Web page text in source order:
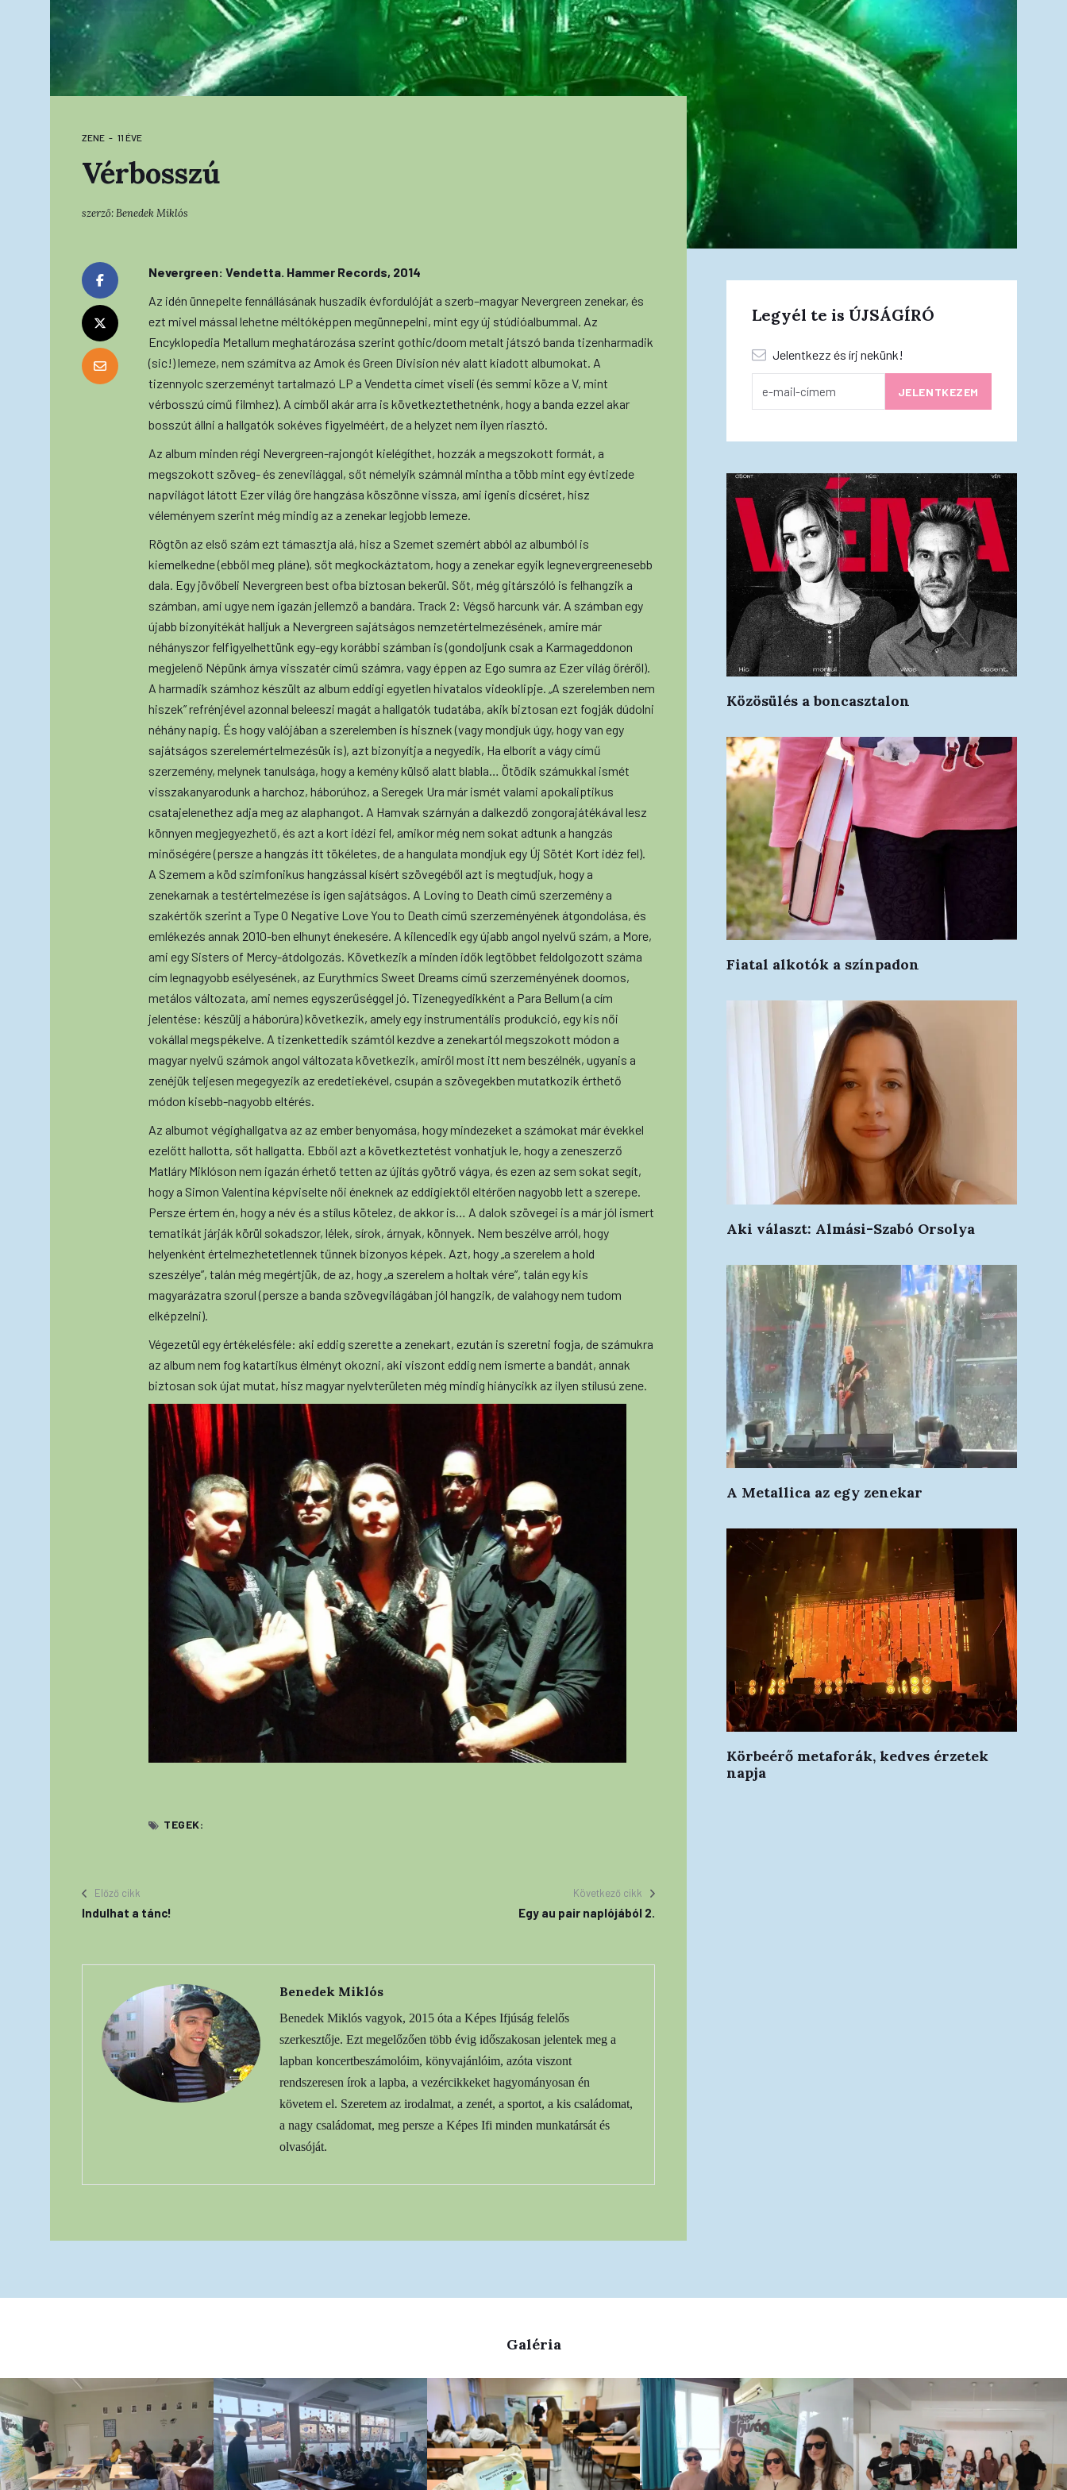
ZENE 11 ÉVE
Vérbosszú
szerző:Benedek Miklós
Nevergreen: Vendetta. Hammer Records, 2014
Az idén ünnepelte fennállásának huszadik évfordulóját a szerb–magyar Nevergreen zenekar, és
ezt mivel mással lehetne méltóképpen megünnepelni, mint egy új stúdióalbummal. Az
Encyklopedia Metallum meghatározása szerint gothic/doom metalt játszó banda tizenharmadik
(sic!) lemeze, nem számítva az Amok és Green Division név alatt kiadott albumokat. A
tizennyolc szerzeményt tartalmazó LP a Vendetta címet viseli (és semmi köze a V, mint
vérbosszú című filmhez). A címből akár arra is következtethetnénk, hogy a banda ezzel akar
bosszút állni a hallgatók sokéves figyelméért, de a helyzet nem ilyen riasztó.
Az album minden régi Nevergreen-rajongót kielégíthet, hozzák a megszokott formát, a
megszokott szöveg- és zenevilággal, sőt némelyik számnál mintha a több mint egy évtizede
napvilágot látott Ezer világ őre hangzása köszönne vissza, ami igenis dicséret, hisz
véleményem szerint még mindig az a zenekar legjobb lemeze.
Rögtön az első szám ezt támasztja alá, hisz a Szemet szemért abból az albumból is
kiemelkedne (ebből meg pláne), sőt megkockáztatom, hogy a zenekar egyik legnevergreenesebb
dala. Egy jövőbeli Nevergreen best ofba biztosan bekerül. Sőt, még gitárszóló is felhangzik a
számban, ami ugye nem igazán jellemző a bandára. Track 2: Végső harcunk vár. A számban egy
újabb bizonyítékát halljuk a Nevergreen sajátságos nemzetértelmezésének, amire már
néhányszor felfigyelhettünk egy-egy korábbi számban is (gondoljunk csak a Karmageddonon
megjelenő Népünk árnya visszatér című számra, vagy éppen az Ego sumra az Ezer világ őréről).
A harmadik számhoz készült az album eddigi egyetlen hivatalos videoklipje. „A szerelemben nem
hiszek” refrénjével azonnal beleeszi magát a hallgatók tudatába, akik biztosan ezt fogják dúdolni
néhány napig. És hogy valójában a szerelemben is hisznek (vagy mondjuk úgy, hogy van egy
sajátságos szerelemértelmezésük is), azt bizonyítja a negyedik, Ha elborít a vágy című
szerzemény, melynek tanulsága, hogy a kemény külső alatt blabla… Ötödik számukkal ismét
visszakanyarodunk a harchoz, háborúhoz, a Seregek Ura már ismét valami apokaliptikus
csatajelenethez adja meg az alaphangot. A Hamvak szárnyán a dalkezdő zongorajátékával lesz
könnyen megjegyezhető, és azt a kort idézi fel, amikor még nem sokat adtunk a hangzás
minőségére (persze a hangzás itt tökéletes, de a hangulata mondjuk egy Új Sötét Kort idéz fel).
A Szemem a köd szimfonikus hangzással kísért szövegéből azt is megtudjuk, hogy a
zenekarnak a testértelmezése is igen sajátságos. A Loving to Death című szerzemény a
szakértők szerint a Type O Negative Love You to Death című szerzeményének átgondolása, és
emlékezés annak 2010-ben elhunyt énekesére. A kilencedik egy újabb angol nyelvű szám, a More,
ami egy Sisters of Mercy-átdolgozás. Következik a minden idők legtöbbet feldolgozott száma
cím legnagyobb esélyesének, az Eurythmics Sweet Dreams című szerzeményének doomos,
metálos változata, ami nemes egyszerűséggel jó. Tizenegyedikként a Para Bellum (a cím
jelentése: készülj a háborúra) következik, amely egy instrumentális produkció, egy kis női
vokállal megspékelve. A tizenkettedik számtól kezdve a zenekartól megszokott módon a
magyar nyelvű számok angol változata következik, amiről most itt nem beszélnék, ugyanis a
zenéjük teljesen megegyezik az eredetiekével, csupán a szövegekben mutatkozik érthető
módon kisebb-nagyobb eltérés.
Az albumot végighallgatva az az ember benyomása, hogy mindezeket a számokat már évekkel
ezelőtt hallotta, sőt hallgatta. Ebből azt a következtetést vonhatjuk le, hogy a zeneszerző
Matláry Miklóson nem igazán érhető tetten az újítás gyötrő vágya, és ezen az sem sokat segít,
hogy a Simon Valentina képviselte női éneknek az eddigiektől eltérően nagyobb lett a szerepe.
Persze értem én, hogy a név és a stílus kötelez, de akkor is… A dalok szövegei is a már jól ismert
tematikát járják körül sokadszor, lélek, sírok, árnyak, könnyek. Nem beszélve arról, hogy
helyenként értelmezhetetlennek tűnnek bizonyos képek. Azt, hogy „a szerelem a hold
szeszélye”, talán még megértjük, de az, hogy „a szerelem a holtak vére”, talán egy kis
magyarázatra szorul (persze a banda szövegvilágában jól hangzik, de valahogy nem tudom
elképzelni).
Végezetül egy értékelésféle: aki eddig szerette a zenekart, ezután is szeretni fogja, de számukra
az album nem fog katartikus élményt okozni, aki viszont eddig nem ismerte a bandát, annak
biztosan sok újat mutat, hisz magyar nyelvterületen még mindig hiánycikk az ilyen stílusú zene.
TEGEK:
Előző cikk
Indulhat a tánc!
Következő cikk
Egy au pair naplójából 2.
Benedek Miklós
Benedek Miklós vagyok, 2015 óta a Képes Ifjúság felelős
szerkesztője. Ezt megelőzően több évig időszakosan jelentek meg a
lapban koncertbeszámolóim, könyvajánlóim, azóta viszont
rendszeresen írok a lapba, a vezércikkeket hagyományosan én
követem el. Szeretem az irodalmat, a zenét, a sportot, a kis családomat,
a nagy családomat, meg persze a Képes Ifi minden munkatársát és
olvasóját.
Legyél te is ÚJSÁGÍRÓ
Jelentkezz és írj nekünk!
Közösülés a boncasztalon
Fiatal alkotók a színpadon
Aki választ: Almási-Szabó Orsolya
A Metallica az egy zenekar
Körbeérő metaforák, kedves érzetek
napja
Galéria